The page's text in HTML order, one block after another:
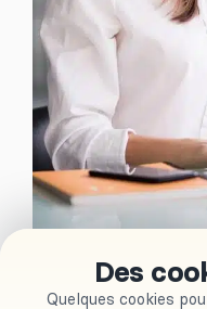
Des
Quelques cookies
Faire appel à